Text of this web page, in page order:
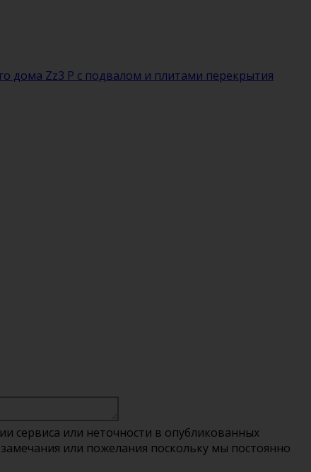
дома Zz3 P с подвалом и плитами перекрытия
сервиса или неточности в опубликованных
или пожелания поскольку мы постоянно